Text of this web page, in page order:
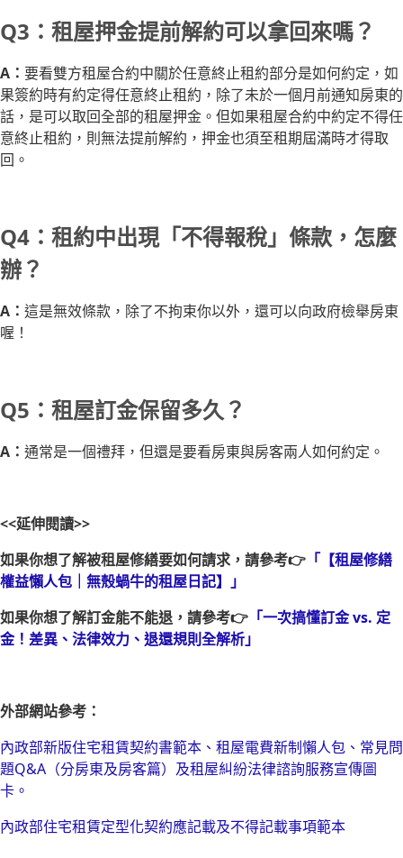
Q3：租屋押金提前解約可以拿回來嗎？
A： 要看雙方租屋合約中關於任意終止租約部分是如何約定，如
果簽約時有約定得任意終止租約，除了未於一個月前通知房東的
話，是可以取回全部的租屋押金。但如果租屋合約中約定不得任
意終止租約，則無法提前解約，押金也須至租期屆滿時才得取
回。
Q4：租約中出現「不得報稅」條款，怎麼
辦？
A： 這是無效條款，除了不拘束你以外，還可以向政府檢舉房東
喔！
Q5：租屋訂金保留多久？
A： 通常是一個禮拜，但還是要看房東與房客兩人如何約定。
<<延伸閱讀>>
如果你想了解被租屋修繕要如何請求，請參考👉 「【租屋修繕
權益懶人包｜無殼蝸牛的租屋日記】」
如果你想了解訂金能不能退，請參考👉 「一次搞懂訂金 vs. 定
金！差異、法律效力、退還規則全解析」
外部網站參考：
內政部新版住宅租賃契約書範本、租屋電費新制懶人包、常見問
題Q&A（分房東及房客篇）及租屋糾紛法律諮詢服務宣傳圖
卡。
內政部住宅租賃定型化契約應記載及不得記載事項範本